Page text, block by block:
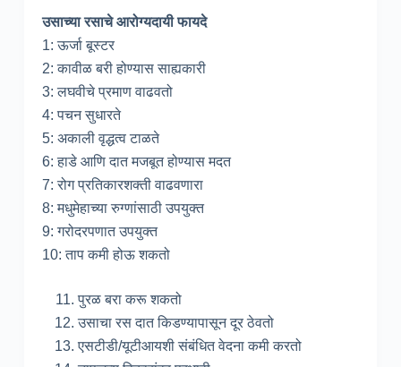
उसाच्या रसाचे आरोग्यदायी फायदे
1: ऊर्जा बूस्टर
2: कावीळ बरी होण्यास साह्यकारी
3: लघवीचे प्रमाण वाढवतो
4: पचन सुधारते
5: अकाली वृद्धत्व टाळते
6: हाडे आणि दात मजबूत होण्यास मदत
7: रोग प्रतिकारशक्ती वाढवणारा
8: मधुमेहाच्या रुग्णांसाठी उपयुक्त
9: गरोदरपणात उपयुक्त
10: ताप कमी होऊ शकतो
पुरळ बरा करू शकतो
उसाचा रस दात किडण्यापासून दूर ठेवतो
एसटीडी/यूटीआयशी संबंधित वेदना कमी करतो